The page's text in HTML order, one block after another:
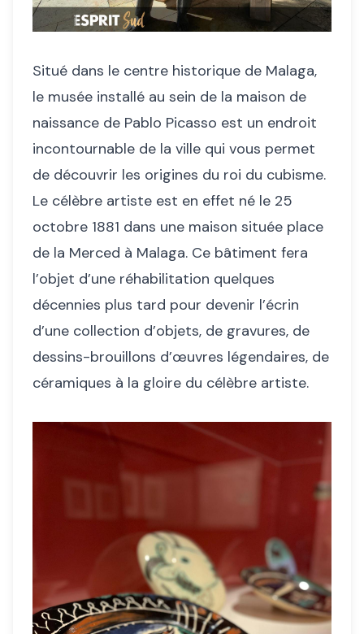
Situé dans le centre historique de Malaga,
le musée installé au sein de la maison de
naissance de Pablo Picasso est un endroit
incontournable de la ville qui vous permet
de découvrir les origines du roi du cubisme.
Le célèbre artiste est en effet né le 25
octobre 1881 dans une maison située place
de la Merced à Malaga. Ce bâtiment fera
l’objet d’une réhabilitation quelques
décennies plus tard pour devenir l’écrin
d’une collection d’objets, de gravures, de
dessins-brouillons d’œuvres légendaires, de
céramiques à la gloire du célèbre artiste.